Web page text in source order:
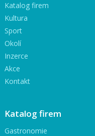
Katalog firem
Kultura
Sport
Okolí
Inzerce
Akce
Kontakt
Katalog firem
Gastronomie